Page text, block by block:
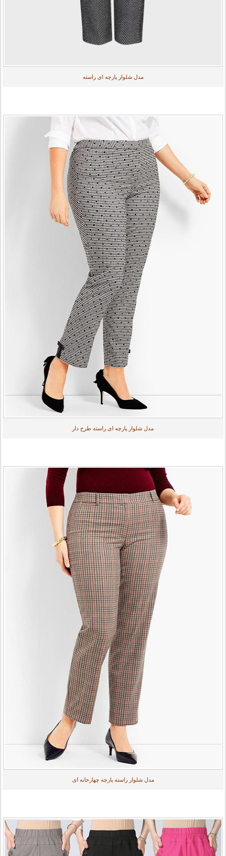
مدل شلوار پارچه ای راسته
مدل شلوار پارچه ای راسته طرح دار
مدل شلوار راسته پارچه چهارخانه ای